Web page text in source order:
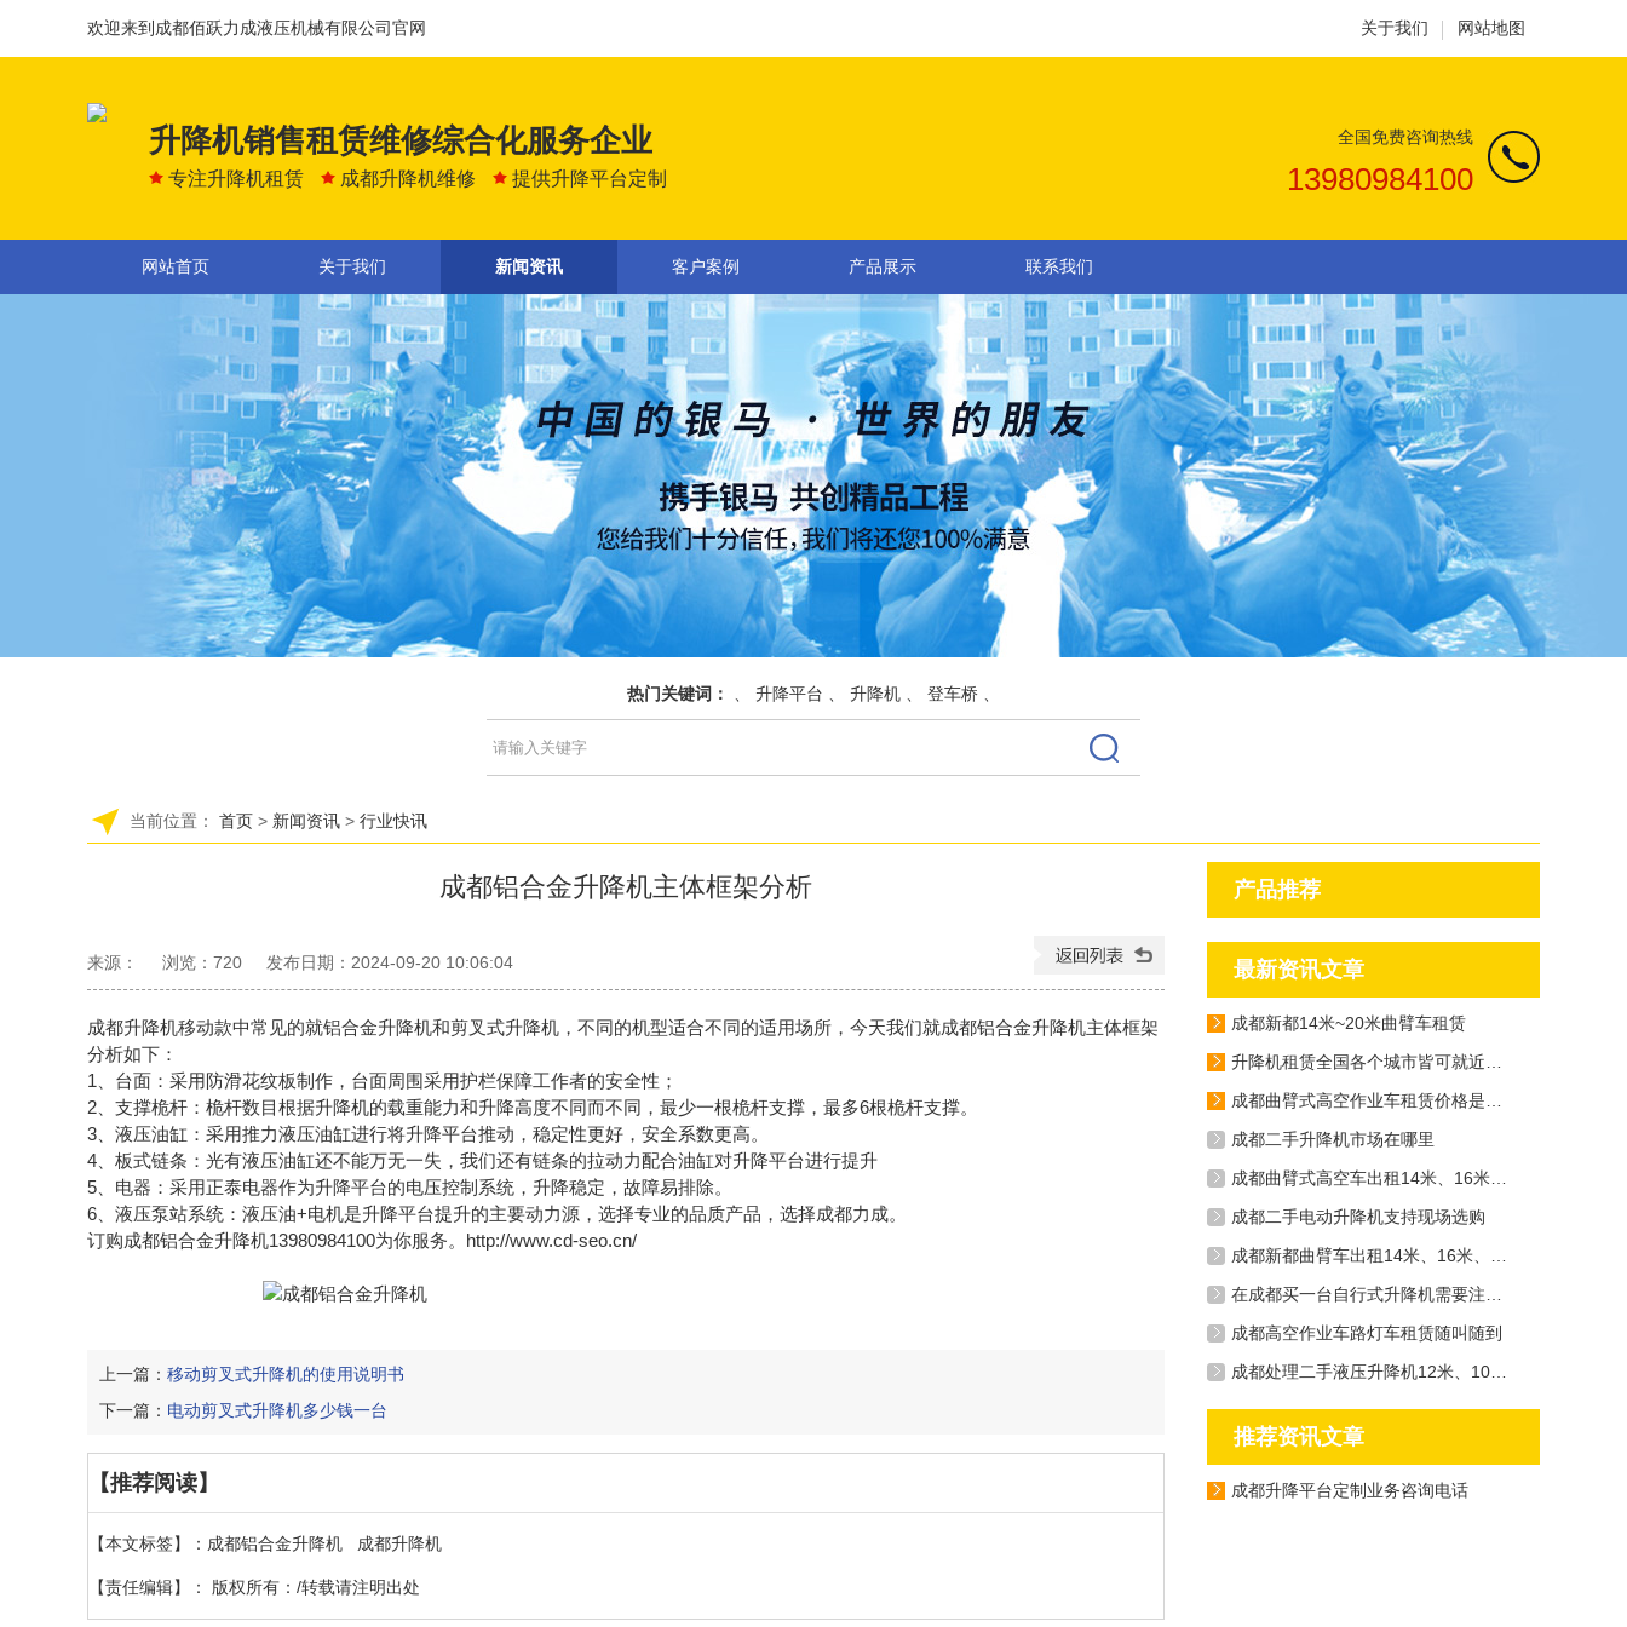
关于我们 网站地图
欢迎来到成都佰跃力成液压机械有限公司官网
升降机销售租赁维修综合化服务企业
专注升降机租赁 成都升降机维修 提供升降平台定制
全国免费咨询热线
13980984100
网站首页 关于我们 新闻资讯 客户案例 产品展示 联系我们
热门关键词： 升降平台 升降机 登车桥
当前位置： 首页 > 新闻资讯 > 行业快讯
成都铝合金升降机主体框架分析
来源： 浏览： 720 发布日期：2024-09-20 10:06:04
成都升降机移动款中常见的就铝合金升降机和剪叉式升降机，不同的机型适合不同的适用场所，今天我们就成都铝合金升降机主体框架
分析如下：
1、台面：采用防滑花纹板制作，台面周围采用护栏保障工作者的安全性；
2、支撑桅杆：桅杆数目根据升降机的载重能力和升降高度不同而不同，最少一根桅杆支撑，最多6根桅杆支撑。
3、液压油缸：采用推力液压油缸进行将升降平台推动，稳定性更好，安全系数更高。
4、板式链条：光有液压油缸还不能万无一失，我们还有链条的拉动力配合油缸对升降平台进行提升
5、电器：采用正泰电器作为升降平台的电压控制系统，升降稳定，故障易排除。
6、液压泵站系统：液压油+电机是升降平台提升的主要动力源，选择专业的品质产品，选择成都力成。
订购成都铝合金升降机13980984100为你服务。http://www.cd-seo.cn/
上一篇： 移动剪叉式升降机的使用说明书
下一篇： 电动剪叉式升降机多少钱一台
【推荐阅读】
【本文标签】： 成都铝合金升降机 成都升降机
【责任编辑】： 版权所有：/转载请注明出处
产品推荐
最新资讯文章
成都新都14米~20米曲臂车租赁
成都二手升降机市场在哪里
成都二手电动升降机支持现场选购
成都高空作业车路灯车租赁随叫随到
推荐资讯文章
成都升降平台定制业务咨询电话